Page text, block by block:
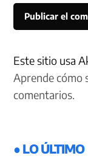
Este sitio usa
Aprende cómo
comentarios.
● LO ÚLTIMO